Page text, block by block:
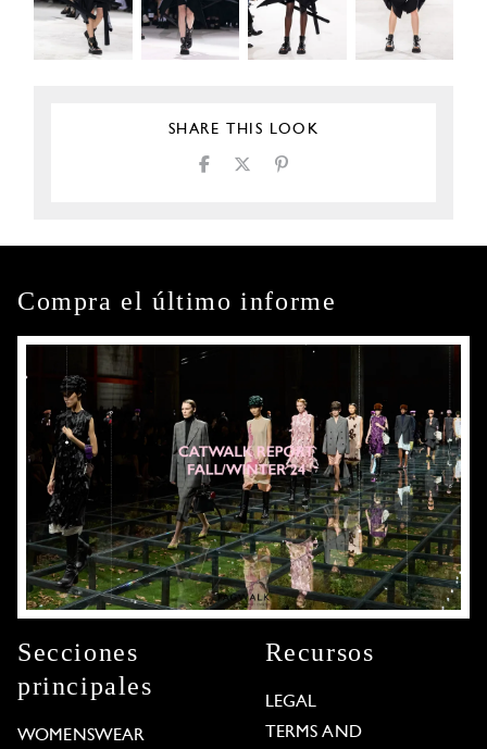
SHARE THIS LOOK
Compra el último informe
Secciones
principales
WOMENSWEAR
Recursos
LEGAL
TERMS AND